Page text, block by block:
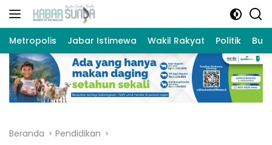
Langsung
Metropolis Jabar Istimewa Wakil Rakyat Politik
Beranda Pendidikan